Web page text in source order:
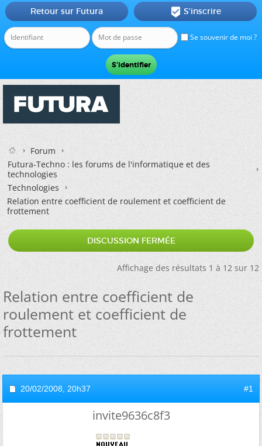
Se souvenir de moi ?
Retour sur Futura  S'inscrire
Forum
Futura-Techno : les forums de l'informatique et des
technologies
Technologies
Relation entre coefficient de roulement et coefficient de
frottement
DISCUSSION FERMÉE
Affichage des résultats 1 à 12 sur 12
Relation entre coefficient de
roulement et coefficient de
frottement
20/02/2008, 20h37 #1
invite9636c8f3